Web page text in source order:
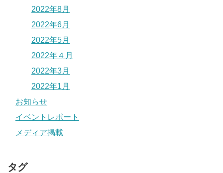
2022年8月
2022年6月
2022年5月
2022年４月
2022年3月
2022年1月
お知らせ
イベントレポート
メディア掲載
タグ